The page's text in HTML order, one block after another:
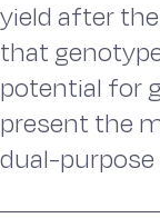
yield after
that
potential for
present the
dual-purpose